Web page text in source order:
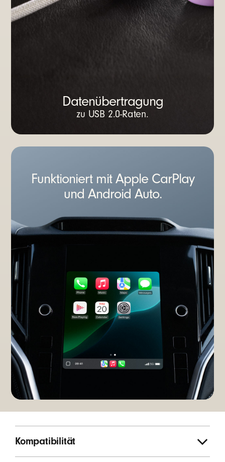
Datenübertragung
zu USB 2.0-Raten.
Funktioniert mit Apple CarPlay
und Android Auto.
Kompatibilität